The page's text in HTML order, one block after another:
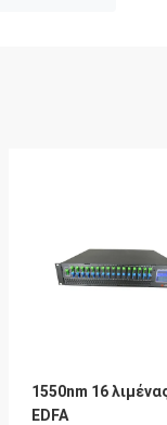
1550nm 16
EDFA